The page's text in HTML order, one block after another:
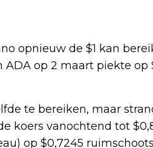
opnieuw de $1 kan
op 2 maart piekte op
te bereiken, maar
koers vanochtend tot
op $0,7245